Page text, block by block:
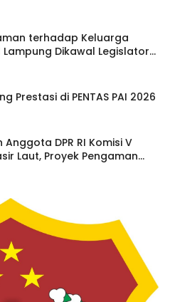
terhadap Keluarga
Lampung Dikawal Legislator
Prestasi di PENTAS PAI 2026
Anggota DPR RI Komisi V
Laut, Proyek Pengaman
Sejati Dipastikan Sesuai